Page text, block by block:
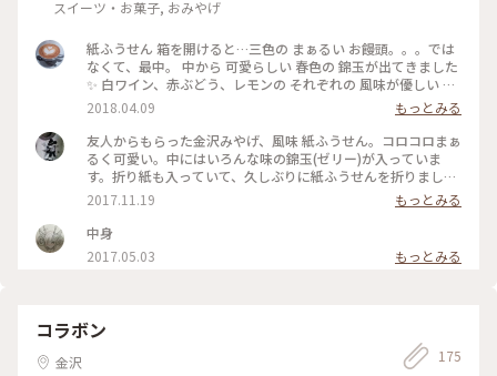
スイーツ・お菓子, おみやげ
紙ふうせん 箱を開けると…三色の まぁるい お饅頭。。。では
なくて、最中。 中から 可愛らしい 春色の 錦玉が出てきました
✨ 白ワイン、赤ぶどう、レモンの それぞれの 風味が優しい 金
沢の 和スイーツ。 しおりには 折り紙が 入っていて、裏面には
折り方まで😆🎵 後日、久しぶりに 紙ふうせんを折りました。
折り方 忘れてなかった❣️(笑) 遊び心を感じる 素敵な お土産 ご
ちそうさまでした😋 #和スイーツ #紙ふうせん #お茶時間 #錦
玉最中 #高木屋 #ことりっぷ石川 #お土産 #おみやげ #ギフト
2018.04.09
もっとみる
友人からもらった金沢みやげ、風味 紙ふうせん。コロコロまぁ
るく可愛い。中にはいろんな味の錦玉(ゼリー)が入っていま
す。折り紙も入っていて、久しぶりに紙ふうせんを折りまし
た。 #金沢 #お土産 #紙ふうせん
2017.11.19
もっとみる
中身
2017.05.03
もっとみる
コラボン
金沢
175